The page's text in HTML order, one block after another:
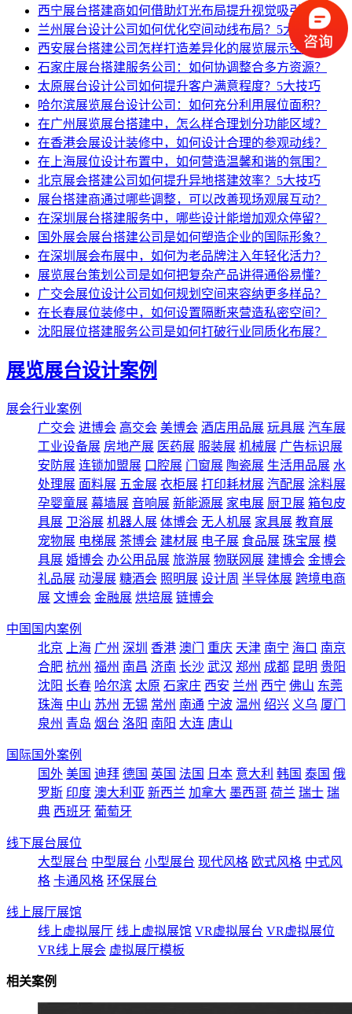
西宁展台搭建商如何借助灯光布局提升视觉吸引力？
兰州展台设计公司如何优化空间动线布局？5大技巧
西安展台搭建公司怎样打造差异化的展览展示空间？
石家庄展台搭建服务公司：如何协调整合多方资源？
太原展台设计公司如何提升客户满意程度？5大技巧
哈尔滨展览展台设计公司：如何充分利用展位面积？
在广州展览展台搭建中，怎么样合理划分功能区域？
在香港会展设计装修中，如何设计合理的参观动线？
在上海展位设计布置中，如何营造温馨和谐的氛围？
北京展会搭建公司如何提升异地搭建效率？5大技巧
展台搭建商通过哪些调整，可以改善现场观展互动？
在深圳展台搭建服务中，哪些设计能增加观众停留？
国外展会展台搭建公司是如何塑造企业的国际形象？
在深圳展会布展中，如何为老品牌注入年轻化活力？
展览展台策划公司是如何把复杂产品讲得通俗易懂？
广交会展位设计公司如何规划空间来容纳更多样品？
在长春展位装修中，如何设置隔断来营造私密空间？
沈阳展位搭建服务公司是如何打破行业同质化布展？
展览展台设计案例
展会行业案例
广交会 进博会 高交会 美博会 酒店用品展 玩具展 汽车展
工业设备展 房地产展 医药展 服装展 机械展 广告标识展
安防展 连锁加盟展 口腔展 门窗展 陶瓷展 生活用品展 水
处理展 面料展 五金展 衣柜展 打印耗材展 汽配展 涂料展
孕婴童展 幕墙展 音响展 新能源展 家电展 厨卫展 箱包皮
具展 卫浴展 机器人展 体博会 无人机展 家具展 教育展
宠物展 电梯展 茶博会 建材展 电子展 食品展 珠宝展 模
具展 婚博会 办公用品展 旅游展 物联网展 建博会 金博会
礼品展 动漫展 糖酒会 照明展 设计周 半导体展 跨境电商
展 文博会 金融展 烘培展 链博会
中国国内案例
北京
上海 广州 深圳 香港 澳门 重庆 天津 南宁 海口 南京
合肥 杭州 福州 南昌 济南 长沙 武汉 郑州 成都 昆明 贵阳
沈阳 长春 哈尔滨 太原 石家庄 西安 兰州 西宁 佛山 东莞
珠海 中山 苏州 无锡 常州 南通 宁波 温州 绍兴 义乌 厦门
泉州 青岛 烟台 洛阳 南阳 大连 唐山
国际国外案例
国外 美国 迪拜 德国 英国 法国 日本 意大利 韩国 泰国 俄
罗斯 印度 澳大利亚 新西兰 加拿大 墨西哥 荷兰 瑞士 瑞
典 西班牙 葡萄牙
线下展台展位
大型展台 中型展台 小型展台 现代风格 欧式风格 中式风
格 卡通风格 环保展台
线上展厅展馆
线上虚拟展厅 线上虚拟展馆 VR虚拟展台 VR虚拟展位
VR线上展会 虚拟展厅模板
相关案例